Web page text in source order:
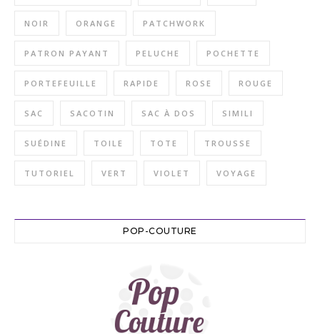
NOIR ORANGE PATCHWORK
PATRON PAYANT PELUCHE POCHETTE
PORTEFEUILLE RAPIDE ROSE ROUGE
SAC SACOTIN SAC À DOS SIMILI
SUÉDINE TOILE TOTE TROUSSE
TUTORIEL VERT VIOLET VOYAGE
POP-COUTURE